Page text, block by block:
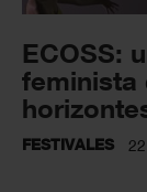
ECOSS:
feminista
FESTIVALES